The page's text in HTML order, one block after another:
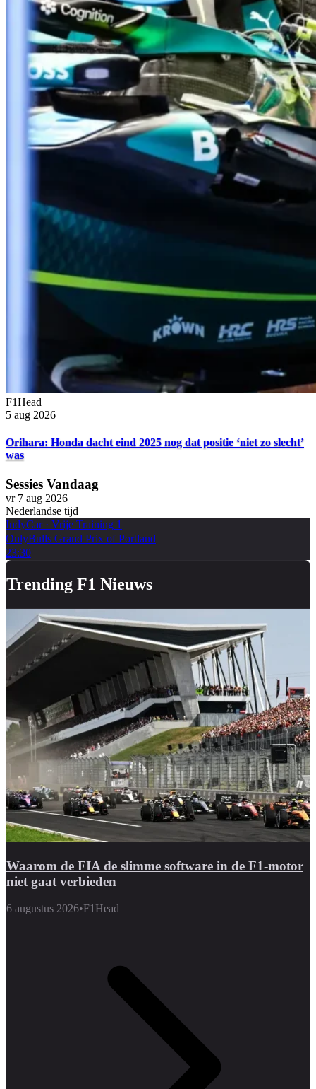
F1Head
5 aug 2026
Orihara: Honda dacht eind 2025 nog dat positie ‘niet zo slecht’
was
Sessies Vandaag
vr 7 aug 2026
Nederlandse tijd
IndyCar· Vrije Training 1
OnlyBulls Grand Prix of Portland
23:30
Trending F1 Nieuws
Waarom de FIA de slimme software in de F1-motor
niet gaat verbieden
6 augustus 2026•F1Head